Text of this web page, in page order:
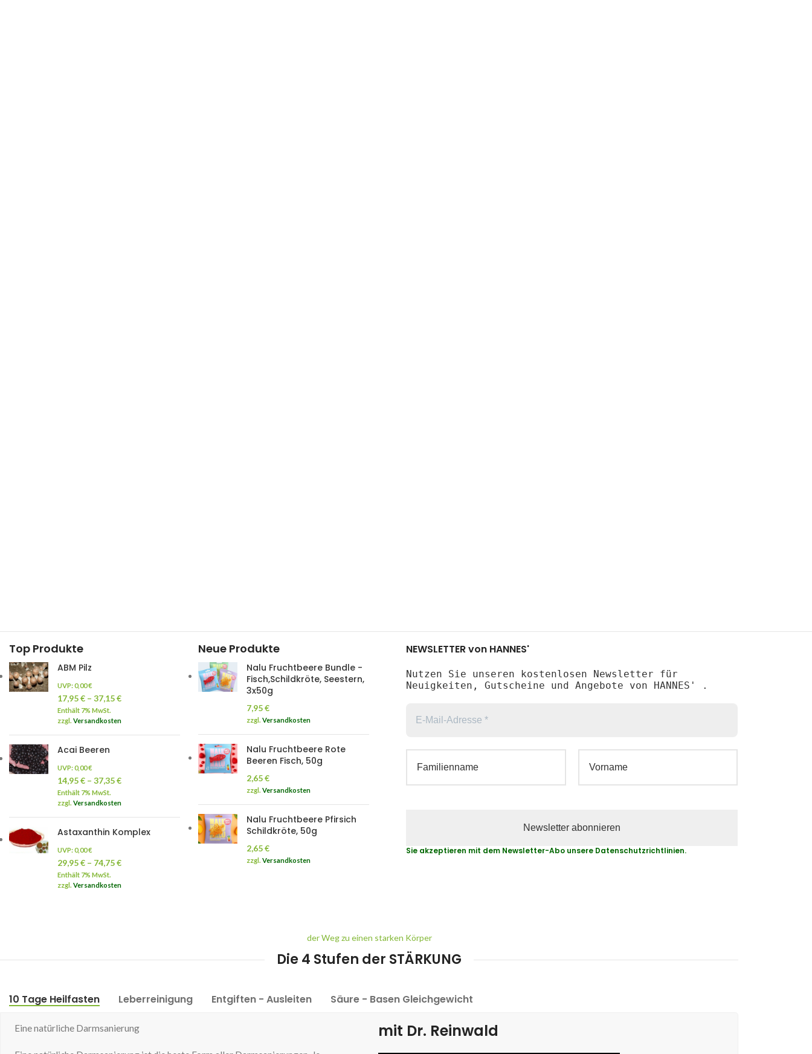
Top Produkte
ABM Pilz
UVP:0,00€
17,95€ – 37,15€
Enthält 7% MwSt.
zzgl. Versandkosten
Acai Beeren
UVP:0,00€
14,95€ – 37,35€
Enthält 7% MwSt.
zzgl. Versandkosten
Astaxanthin Komplex
UVP:0,00€
29,95€ – 74,75€
Enthält 7% MwSt.
zzgl. Versandkosten
Neue Produkte
Nalu Fruchtbeere Bundle -
Fisch,Schildkröte, Seestern,
3x50g
7,95€
zzgl. Versandkosten
Nalu Fruchtbeere Rote
Beeren Fisch, 50g
2,65€
zzgl. Versandkosten
Nalu Fruchtbeere Pfirsich
Schildkröte, 50g
2,65€
zzgl. Versandkosten
NEWSLETTER von HANNES'
Nutzen Sie unseren kostenlosen Newsletter für
Neuigkeiten, Gutscheine und Angebote von HANNES' .
Sie akzeptieren mit dem Newsletter-Abo unsere Datenschutzrichtlinien.
der Weg zu einen starken Körper
Die 4 Stufen der STÄRKUNG
10 Tage Heilfasten Leberreinigung Entgiften - Ausleiten Säure - Basen Gleichgewicht
Eine natürliche Darmsanierung mit Dr. Reinwald